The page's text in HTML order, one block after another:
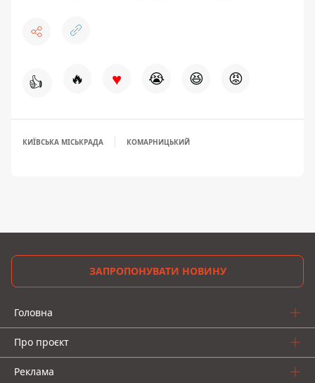
👍 🔥 ♥ 😭 😆 😡
КИЇВСЬКА МІСЬКРАДА КОМАРНИЦЬКИЙ
ЗАПРОПОНУВАТИ НОВИНУ
Головна
Про проєкт
Реклама